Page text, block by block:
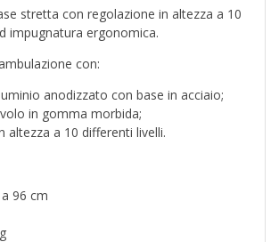
stretta con regolazione in altezza a 10
impugnatura ergonomica.
con:
anodizzato con base in acciaio;
in gomma morbida;
altezza a 10 differenti livelli.
96 cm